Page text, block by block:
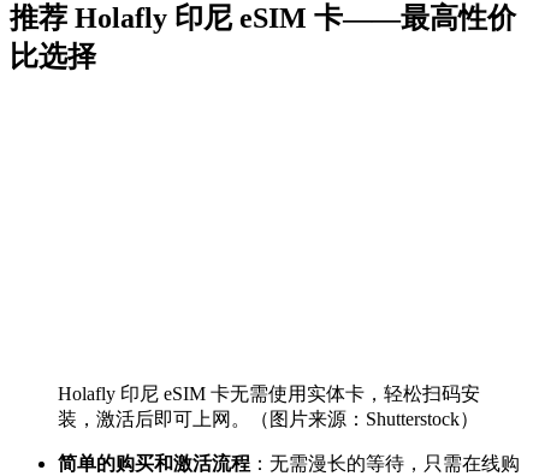
推荐 Holafly 印尼 eSIM 卡——最高性价
比选择
Holafly 印尼 eSIM 卡无需使用实体卡，轻松扫码安
装，激活后即可上网。（图片来源：Shutterstock）
简单的购买和激活流程 ：无需漫长的等待，只需在线购